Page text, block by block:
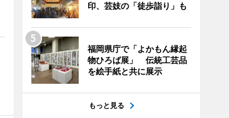
印、芸妓の「徒歩詣り」も
福岡県庁で「よかもん縁起
物ひろば展」 伝統工芸品
を絵手紙と共に展示
もっと見る